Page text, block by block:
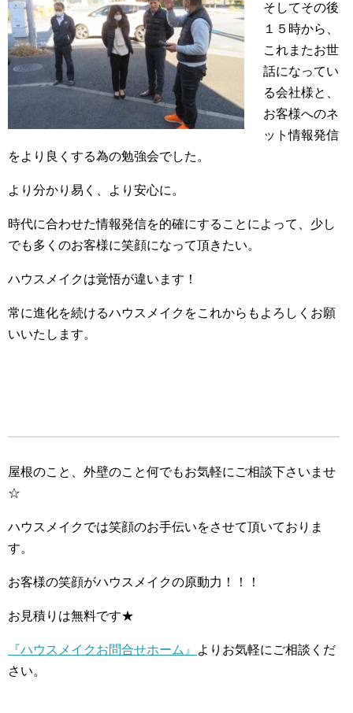
そしてその後
１５時から、
これまたお世
話になってい
る会社様と、
お客様へのネ
ット情報発信
をより良くする為の勉強会でした。
より分かり易く、より安心に。
時代に合わせた情報発信を的確にすることによって、少し
でも多くのお客様に笑顔になって頂きたい。
ハウスメイクは覚悟が違います！
常に進化を続けるハウスメイクをこれからもよろしくお願
いいたします。
屋根のこと、外壁のこと何でもお気軽にご相談下さいませ
☆
ハウスメイクでは笑顔のお手伝いをさせて頂いておりま
す。
お客様の笑顔がハウスメイクの原動力！！！
お見積りは無料です★
『ハウスメイクお問合せホーム』
よりお気軽にご相談くだ
さい。